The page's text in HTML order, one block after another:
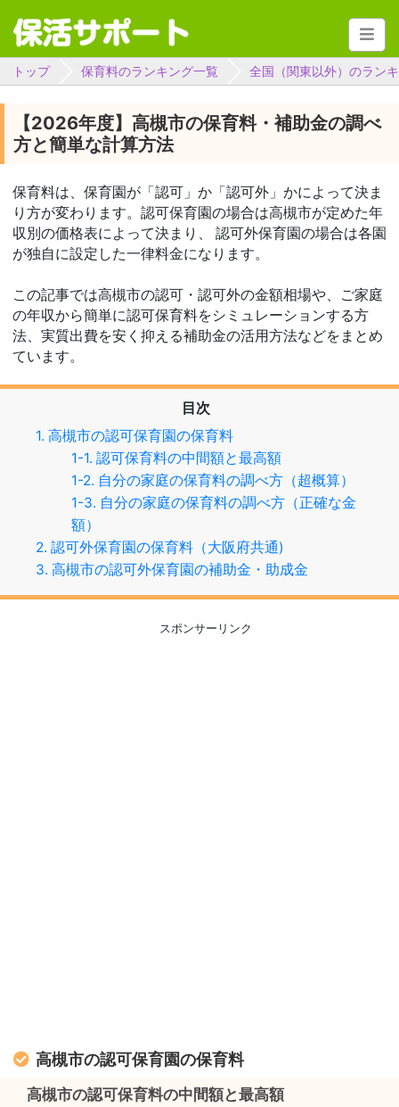
トップ 保育料のランキング一覧 全国（関東以外）のラン
【2026年度】高槻市の保育料・補助金の調べ
方と簡単な計算方法
保育料は、保育園が「認可」か「認可外」かによって決ま
り方が変わります。認可保育園の場合は高槻市が定めた年
収別の価格表によって決まり、 認可外保育園の場合は各園
が独自に設定した一律料金になります。
この記事では高槻市の認可・認可外の金額相場や、ご家庭
の年収から簡単に認可保育料をシミュレーションする方
法、実質出費を安く抑える補助金の活用方法などをまとめ
ています。
目次
1. 高槻市の認可保育園の保育料
1-1. 認可保育料の中間額と最高額
1-2. 自分の家庭の保育料の調べ方（超概算）
1-3. 自分の家庭の保育料の調べ方（正確な金
額）
2. 認可外保育園の保育料（大阪府共通)
3. 高槻市の認可外保育園の補助金・助成金
スポンサーリンク
高槻市の認可保育園の保育料
高槻市の認可保育料の中間額と最高額